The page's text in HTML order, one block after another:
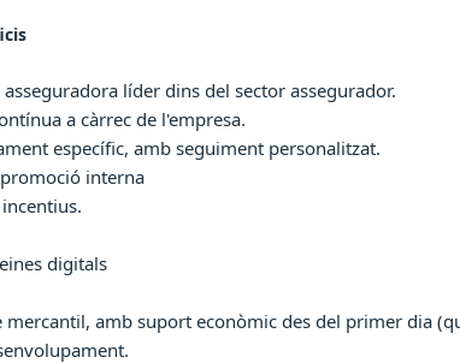
líder dins del sector assegurador.
a càrrec de l'empresa.
específic, amb seguiment personalitzat.
interna
digitals
amb suport econòmic des del primer dia